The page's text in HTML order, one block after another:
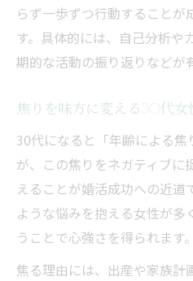
らず一歩ずつ行動することが
す。具体的には、自己分析や
期的な活動の振り返りなどが
焦りを味方に変える30代女
30代になると「年齢による
が、この焦りをネガティブに
えることが婚活成功への近道
ような悩みを抱える女性が
うことで心強さを得られます。
焦る理由には、出産や家族計